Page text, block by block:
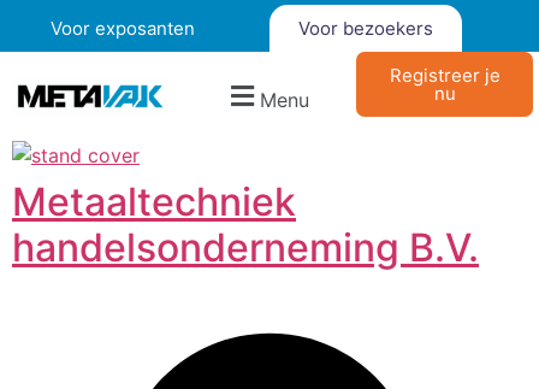
Voor exposanten Voor bezoekers
Menu
Registreer je
nu
Metaaltechniek
handelsonderneming B.V.